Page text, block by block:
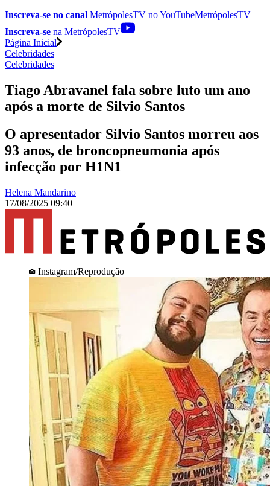
Inscreva-se no canal MetrópolesTV noYouTubeMetrópolesTV
Inscreva-se na MetrópolesTV
Página Inicial
Celebridades
Celebridades
Tiago Abravanel fala sobre luto um ano
após a morte de Silvio Santos
O apresentador Silvio Santos morreu aos
93 anos, de broncopneumonia após
infecção por H1N1
Helena Mandarino
17/08/2025 09:40
Instagram/Reprodução